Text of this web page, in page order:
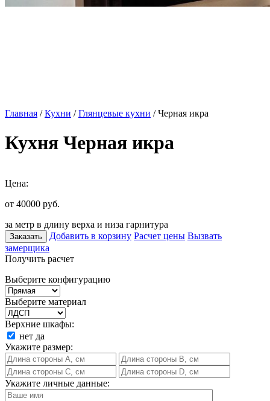
Главная /Кухни /Глянцевые кухни / Черная икра
Кухня Черная икра
Цена:
от 40000 руб.
за метр в длину верха и низа гарнитура
Заказать Добавить в корзину Расчет цены Вызвать
замерщика
Получить расчет
Выберите конфигурацию
Выберите материал
Верхние шкафы:
нет да
Укажите размер:
Укажите личные данные: